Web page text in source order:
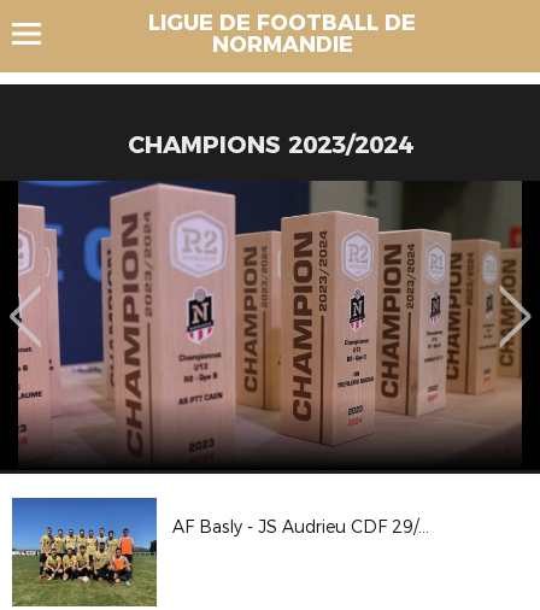
LIGUE DE FOOTBALL DE
NORMANDIE
CHAMPIONS 2023/2024
AF Basly - JS Audrieu CDF 29/08/2021